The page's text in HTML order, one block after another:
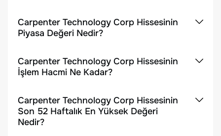
Carpenter Technology Corp Hissesinin
Piyasa Değeri Nedir?
Carpenter Technology Corp Hissesinin
İşlem Hacmi Ne Kadar?
Carpenter Technology Corp Hissesinin
Son 52 Haftalık En Yüksek Değeri
Nedir?